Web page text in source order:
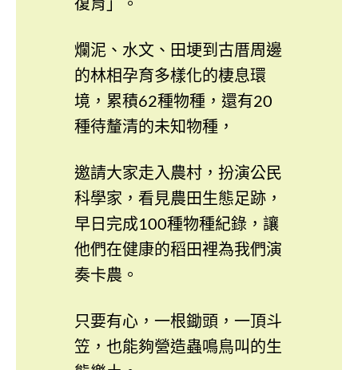
爛泥、水文、田埂到古厝周邊
的林相孕育多樣化的棲息環
境，累積62種物種，還有20
種待釐清的未知物種，
邀請大家走入農村，扮演公民
科學家，看見農田生態足跡，
早日完成100種物種紀錄，讓
他們在健康的稻田裡為我們演
奏卡農。
只要有心，一根鋤頭，一頂斗
笠，也能夠營造蟲鳴鳥叫的生